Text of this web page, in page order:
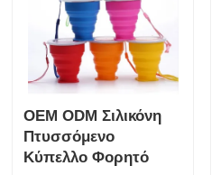
OEM ODM Σιλικόνη
Πτυσσόμενο
Κύπελλο Φορητό